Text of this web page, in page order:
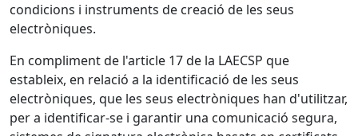
condicions i instruments de creació de les seus
electròniques.
En compliment de l'article 17 de la LAECSP que
estableix, en relació a la identificació de les seus
electròniques, que les seus electròniques han d'utilitzar,
per a identificar-se i garantir una comunicació segura,